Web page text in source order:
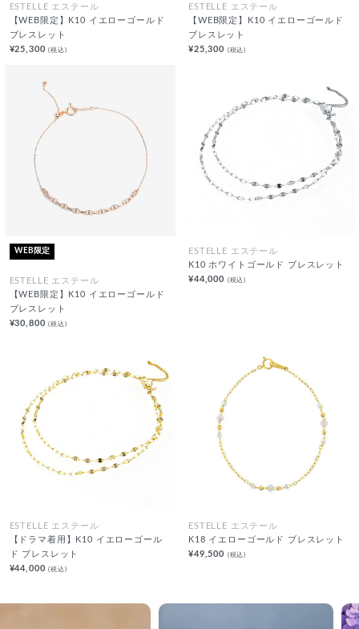
ESTELLE エステール
【WEB限定】K10 イエローゴールド
ブレスレット
¥25,300(税込)
ESTELLE エステール
【WEB限定】K10 イエローゴールド
ブレスレット
¥25,300 (税込)
WEB限定
ESTELLE エステール
【WEB限定】K10 イエローゴールド
ブレスレット
¥30,800(税込)
ESTELLE エステール
K10 ホワイトゴールド ブレスレット
¥44,000 (税込)
ESTELLE エステール
【ドラマ着用】K10 イエローゴール
ド ブレスレット
¥44,000(税込)
ESTELLE エステール
K18 イエローゴールド ブレスレット
¥49,500 (税込)